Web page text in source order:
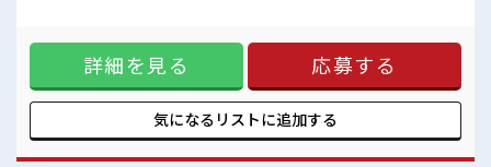
ロッカーあり！
安心してお仕事に集中♪
残業がしっかりあるお仕事！
ですが方向転換に力がいります。(3)機械にボビンごと機械を
セット/(2)よりサイズは小さいが重いのでホイストクレーンを
使用して持ち上げます。銅線に機械でテープを巻くのでテー
プが切れたら機械にセットします。機械操作し条件出ししま
す。他監視業務【重量】MAX15kg【座り立ち】立ち【ライン
orセル】【取扱製品情報】電気通信用ケーブル同軸ケーブル
詳細を見る 応募する
気になるリストに追加する